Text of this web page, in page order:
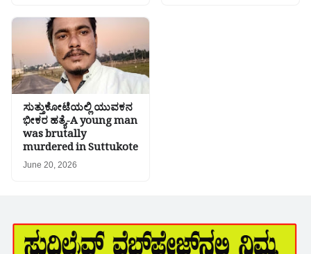
ಸುತ್ತುಕೋಟೆಯಲ್ಲಿ ಯುವಕನ
ಭೀಕರ ಹತ್ಯೆ-A young man
was brutally
murdered in Suttukote
June 20, 2026